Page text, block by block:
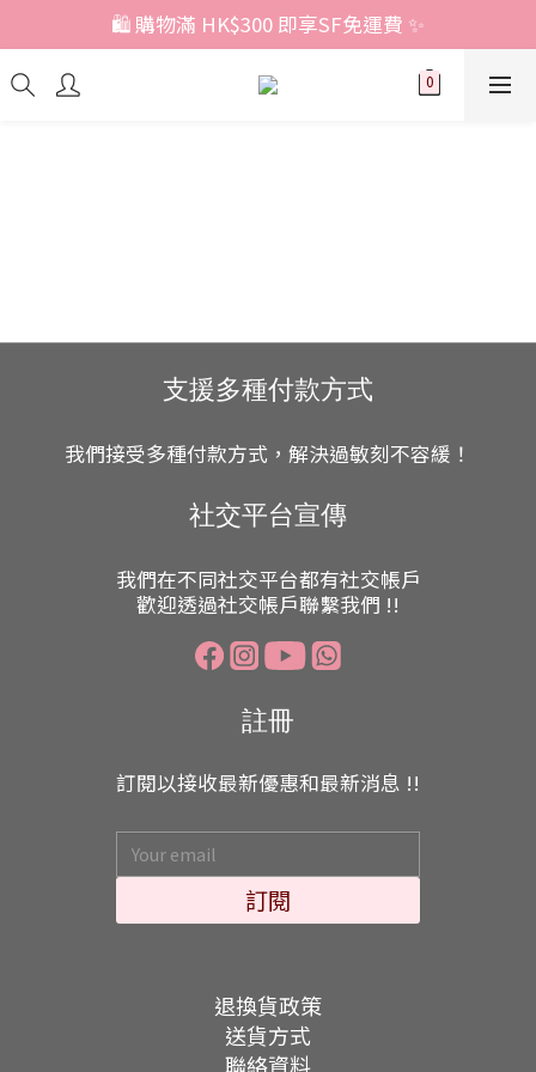
🛍️ 購物滿 HK$300 即享SF免運費 ✨
支援多種付款方式
我們接受多種付款方式，解決過敏刻不容緩！
社交平台宣傳
我們在不同社交平台都有社交帳戶
歡迎透過社交帳戶聯繫我們 !!
註冊
訂閱以接收最新優惠和最新消息 !!
訂閱
退換貨政策
送貨方式
聯絡資料